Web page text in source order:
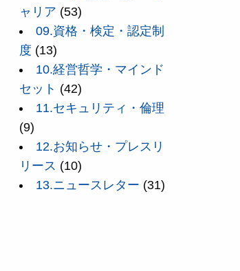
ャリア (53)
09.資格・検定・認定制
度 (13)
10.経営哲学・マインド
セット (42)
11.セキュリティ・倫理
(9)
12.お知らせ・プレスリ
リース (10)
13.ニュースレター (31)